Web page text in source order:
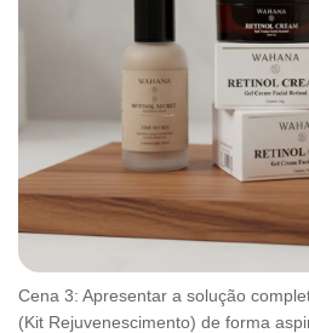
Cena 3: Apresentar a solução
(Kit Rejuvenescimento) de forma